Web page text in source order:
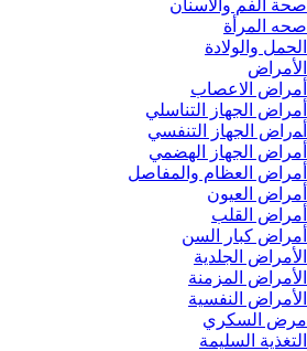
صحة الفم والأسنان
صحه المرأة
الحمل والولادة
الأمراض
أمراض الاعصاب
أمراض الجهاز التناسلي
أﻤراض اﻟﺠﻬﺎز اﻟﺘﻨﻔﺴﻲ
أمراض الجهاز الهضمي
أمراض العظام والمفاصل
أمراض العيون
أمراض القلب
أمراض كبار السن
الأمراض الجلدية
الأمراض المزمنة
الأمراض النفسية
مرض السكري
التغذية السليمة